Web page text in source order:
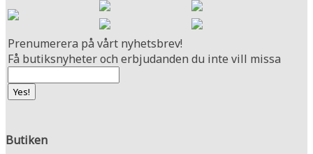
Prenumerera på vårt nyhetsbrev!
Få butiksnyheter och erbjudanden du inte vill missa
Butiken